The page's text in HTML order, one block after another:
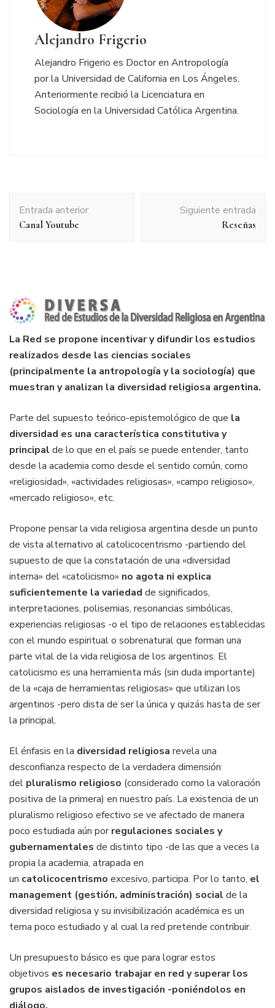
Alejandro Frigerio
Alejandro Frigerio es Doctor en Antropología
por la Universidad de California en Los Ángeles.
Anteriormente recibió la Licenciatura en
Sociología en la Universidad Católica Argentina.
de
entradas
Entrada anterior
Canal Youtube
Siguiente entrada
Reseñas
La Red se propone incentivar y difundir los estudios
realizados desde las ciencias sociales
(principalmente la antropología y la sociología) que
muestran y analizan la diversidad religiosa argentina.
Parte del supuesto teórico-epistemológico de que la
diversidad es una característica constitutiva y
principal de lo que en el país se puede entender, tanto
desde la academia como desde el sentido común, como
«religiosidad», «actividades religiosas», «campo religioso»,
«mercado religioso», etc.
Propone pensar la vida religiosa argentina desde un punto
de vista alternativo al catolicocentrismo -partiendo del
supuesto de que la constatación de una «diversidad
interna» del «catolicismo» no agota ni explica
suficientemente la variedad de significados,
interpretaciones, polisemias, resonancias simbólicas,
experiencias religiosas -o el tipo de relaciones establecidas
con el mundo espiritual o sobrenatural que forman una
parte vital de la vida religiosa de los argentinos. El
catolicismo es una herramienta más (sin duda importante)
de la «caja de herramientas religiosas» que utilizan los
argentinos -pero dista de ser la única y quizás hasta de ser
la principal.
El énfasis en la diversidad religiosa revela una
desconfianza respecto de la verdadera dimensión
del pluralismo religioso (considerado como la valoración
positiva de la primera) en nuestro país. La existencia de un
pluralismo religioso efectivo se ve afectado de manera
poco estudiada aún porregulaciones sociales y
gubernamentales de distinto tipo -de las que a veces la
propia la academia, atrapada en
un catolicocentrismo excesivo, participa. Por lo tanto, el
management (gestión, administración) social de la
diversidad religiosa y su invisibilización académica es un
tema poco estudiado y al cual la red pretende contribuir.
Un presupuesto básico es que para lograr estos
objetivos es necesario trabajar en red y superar los
grupos aislados de investigación -poniéndolos en